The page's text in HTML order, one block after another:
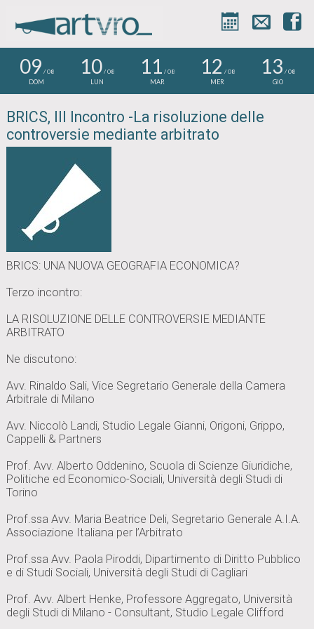



09 / 08
DOM
10/ 08
LUN
11 / 08
MAR
12 / 08
MER
13 / 08
GIO
BRICS, III Incontro -La risoluzione delle
controversie mediante arbitrato
BRICS: UNA NUOVA GEOGRAFIA ECONOMICA?
Terzo incontro:
LA RISOLUZIONE DELLE CONTROVERSIE MEDIANTE
ARBITRATO
Ne discutono:
Avv. Rinaldo Sali, Vice Segretario Generale della Camera
Arbitrale di Milano
Avv. Niccolò Landi, Studio Legale Gianni, Origoni, Grippo,
Cappelli & Partners
Prof. Avv. Alberto Oddenino, Scuola di Scienze Giuridiche,
Politiche ed Economico-Sociali, Università degli Studi di
Torino
Prof.ssa Avv. Maria Beatrice Deli, Segretario Generale A.I.A.
Associazione Italiana per l’Arbitrato
Prof.ssa Avv. Paola Piroddi, Dipartimento di Diritto Pubblico
e di Studi Sociali, Università degli Studi di Cagliari
Prof. Avv. Albert Henke, Professore Aggregato, Università
degli Studi di Milano - Consultant, Studio Legale Clifford